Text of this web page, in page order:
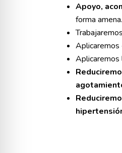
Apoyo,
forma amena.
Aplicaremos
Aplicaremos